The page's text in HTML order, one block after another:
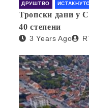
ДРУШТВО
Тропски дани у
40 степени
3 Years Ago